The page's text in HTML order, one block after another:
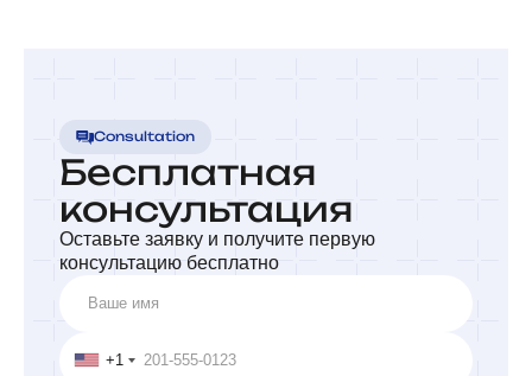
Consultation
Бесплатная
консультация
Оставьте заявку и получите первую
консультацию бесплатно
+1